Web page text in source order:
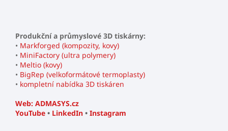
Produkční a průmyslové 3D tiskárny:
• Markforged (kompozity, kovy)
• MiniFactory (ultra polymery)
• Meltio (kovy)
• BigRep (velkoformátové termoplasty)
• kompletní nabídka 3D tiskáren
Web: ADMASYS.cz
YouTube • LinkedIn • Instagram